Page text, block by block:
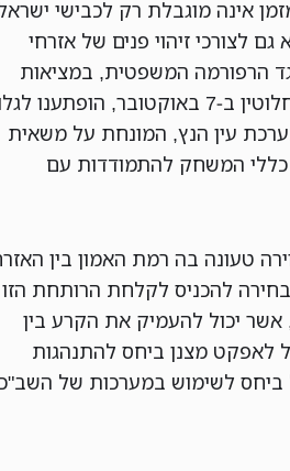
אינה מוגבלת רק לכבישי
לצורכי זיהוי פנים של אזרחי
הרפורמה המשפטית, במציאות
שנראית כמו עולם אחר אשר נעצר לחלוטין ב-7 באוקטובר,
עין הנץ, המונחת על משאית
המשחק להתמודדות עם
טעונה בה רמת האמון בין
להכניס לקלחת הרותחת הזו
יכול להעמיק את הקרע בין
לאפקט מצנן ביחס להתנהגות
לשימוש במערכות של השב"כ